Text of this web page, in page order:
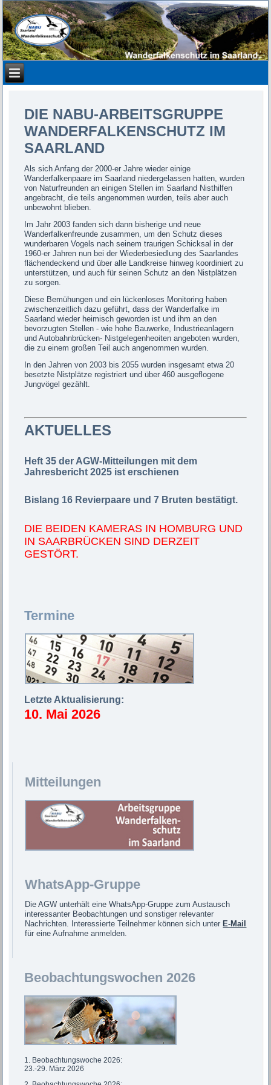
DIE NABU-ARBEITSGRUPPE
WANDERFALKENSCHUTZ IM
SAARLAND
Als sich Anfang der 2000-er Jahre wieder einige
Wanderfalkenpaare im Saarland niedergelassen hatten, wurden
von Naturfreunden an einigen Stellen im Saarland Nisthilfen
angebracht, die teils angenommen wurden, teils aber auch
unbewohnt blieben.
Im Jahr 2003 fanden sich dann bisherige und neue
Wanderfalkenfreunde zusammen, um den Schutz dieses
wunderbaren Vogels nach seinem traurigen Schicksal in der
1960-er Jahren nun bei der Wiederbesiedlung des Saarlandes
flächendeckend und über alle Landkreise hinweg koordiniert zu
unterstützen, und auch für seinen Schutz an den Nistplätzen
zu sorgen.
Diese Bemühungen und ein lückenloses Monitoring haben
zwischenzeitlich dazu geführt, dass der Wanderfalke im
Saarland wieder heimisch geworden ist und ihm an den
bevorzugten Stellen - wie hohe Bauwerke, Industrieanlagern
und Autobahnbrücken- Nistgelegenheoiten angeboten wurden,
die zu einem großen Teil auch angenommen wurden.
In den Jahren von 2003 bis 2055 wurden insgesamt etwa 20
besetzte Nistplätze registriert und über 460 ausgeflogene
Jungvögel gezählt.
AKTUELLES
Heft 35 der AGW-Mitteilungen mit dem
Jahresbericht 2025 ist erschienen
Bislang 16 Revierpaare und 7 Bruten bestätigt.
DIE BEIDEN KAMERAS IN HOMBURG UND
IN SAARBRÜCKEN SIND DERZEIT
GESTÖRT.
Termine
Letzte Aktualisierung:
10. Mai 2026
Mitteilungen
WhatsApp-Gruppe
Die AGW unterhält eine WhatsApp-Gruppe zum Austausch
interessanter Beobachtungen und sonstiger relevanter
Nachrichten. Interessierte Teilnehmer können sich unter E-Mail
für eine Aufnahme anmelden.
Beobachtungswochen 2026
1. Beobachtungswoche 2026:
23.-29. März 2026